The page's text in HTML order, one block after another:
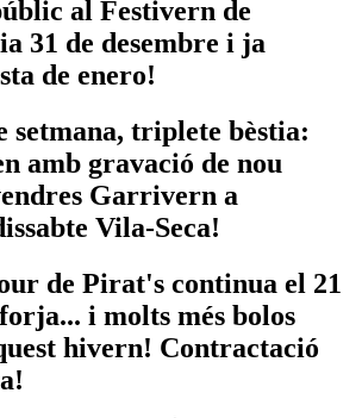
al Festivern de
31 de desembre i ja
de enero!
setmana, triplete bèstia:
amb gravació de nou
Garrivern a
Vila-Seca!
de Pirat's continua el 21
i molts més bolos
hivern! Contractació